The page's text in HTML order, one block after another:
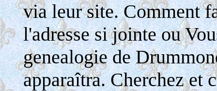
via leur site. Comment
l'adresse si jointe ou
genealogie de
apparaîtra. Cherchez et